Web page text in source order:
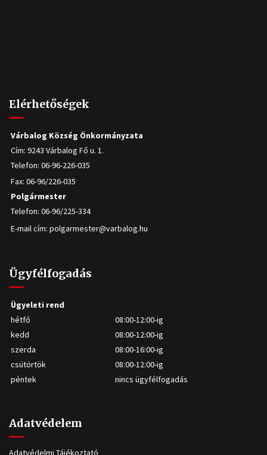
Elérhetőségek
Várbalog Község Önkormányzata
Cím: 9243 Várbalog Fő u. 1.
Telefon: 06-96-226-035
Fax: 06-96/226-035
Polgármester
Telefon: 06-96/225-334
E-mail cím: polgarmester@varbalog.hu
Ügyfélfogadás
Ügyeleti rend
hétfő
08:00-12:00-ig
kedd
08:00-12:00-ig
szerda
08:00-16:00-ig
csütörtök
08:00-12:00-ig
péntek
nincs ügyfélfogadás
Adatvédelem
Adatvédelmi Tájékoztató